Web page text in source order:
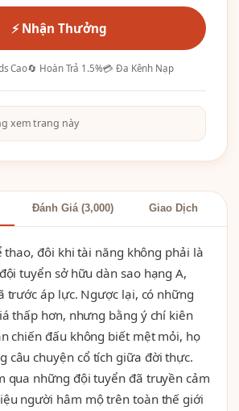
⚡ Nhận Thưởng
Cao🔄 Hoàn Trả 1.5%💳 Đa Kênh Nạp
xem trang này
Đánh Giá (3,000) Giao Dịch
thao, đôi khi tài năng không phải là
tuyển sở hữu dàn sao hạng A,
trước áp lực. Ngược lại, có những
thấp hơn, nhưng bằng ý chí kiên
chiến đấu không biết mệt mỏi, họ
câu chuyện cổ tích giữa đời thực.
qua những đội tuyển đã truyền cảm
người hâm mộ trên toàn thế giới